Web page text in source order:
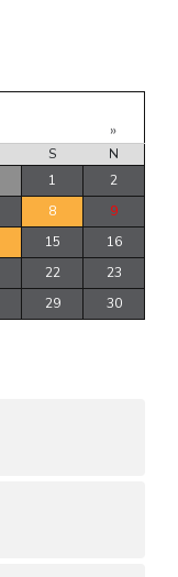
»
S
N
1
2
8
9
15
16
22
23
29 30